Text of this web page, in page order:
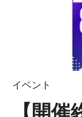
イベント
【開